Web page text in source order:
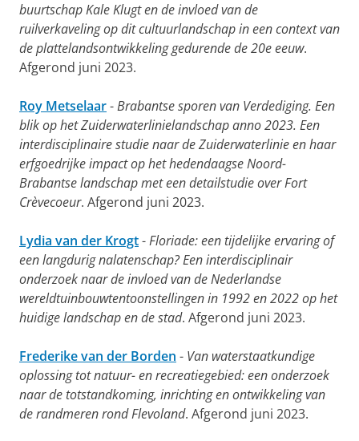
buurtschap Kale Klugt en de invloed van de
ruilverkaveling op dit cultuurlandschap in een context van
de plattelandsontwikkeling gedurende de 20e eeuw.
Afgerond juni 2023.
Roy Metselaar-Brabantse sporen van Verdediging. Een
blik op het Zuiderwaterlinielandschap anno 2023. Een
interdisciplinaire studie naar de Zuiderwaterlinie en haar
erfgoedrijke impact op het hedendaagse Noord-
Brabantse landschap met een detailstudie over Fort
Crèvecoeur. Afgerond juni 2023.
Lydia van der Krogt-Floriade: een tijdelijke ervaring of
een langdurig nalatenschap? Een interdisciplinair
onderzoek naar de invloed van de Nederlandse
wereldtuinbouwtentoonstellingen in 1992 en 2022 op het
huidige landschap en de stad. Afgerond juni 2023.
Frederike van der Borden - Van waterstaatkundige
oplossing tot natuur- en recreatiegebied: een onderzoek
naar de totstandkoming, inrichting en ontwikkeling van
de randmeren rond Flevoland. Afgerond juni 2023.